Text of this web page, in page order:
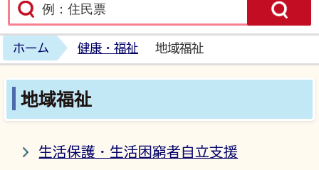
ホーム 健康・福祉 地域福祉
地域福祉
生活保護・生活困窮者自立支援